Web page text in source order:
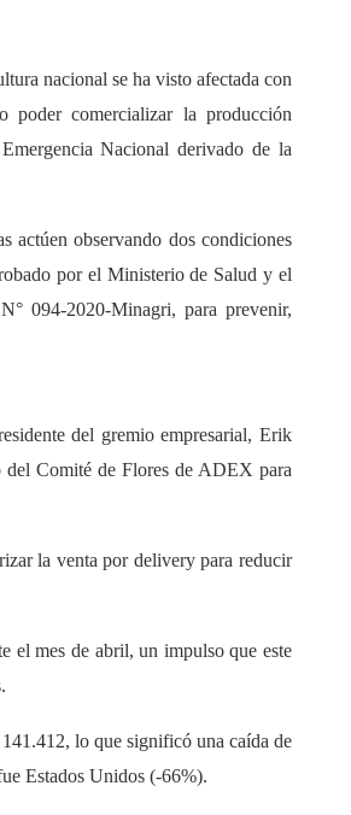
nacional se ha visto afectada con
poder comercializar la producción
Nacional derivado de la
actúen observando dos condiciones
por el Ministerio de Salud y el
094-2020-Minagri, para prevenir,
del gremio empresarial, Erik
del Comité de Flores de ADEX para
la venta por delivery para reducir
el mes de abril, un impulso que este
lo que significó una caída de
Estados Unidos (-66%).